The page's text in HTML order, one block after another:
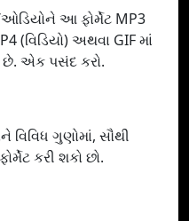
ઓડિયોને આ ફોર્મેટ MP3
(વિડિયો) અથવા GIF માં
છે. એક પસંદ કરો.
વિવિધ ગુણોમાં, સૌથી
કરી શકો છો.